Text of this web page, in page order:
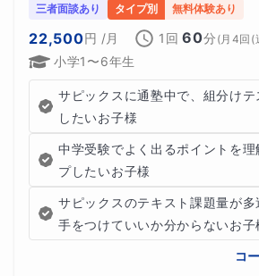
三者面談あり タイプ別 無料体験あり
22,500円 /月 1回 60分 (月4回(
小学1〜6年生
サピックスに通塾中で、組分け
したいお子様
中学受験でよく出るポイントを理
プしたいお子様
サピックスのテキスト課題量が多
手をつけていいか分からないお子
コ